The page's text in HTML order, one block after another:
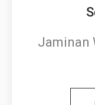
Jaminan